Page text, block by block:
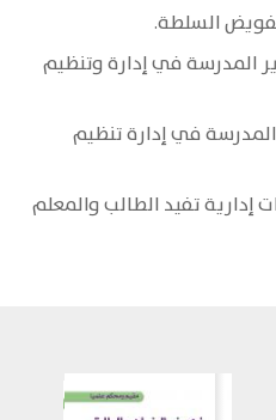
المدرسة في إدارة وتنظيم
المدرسة في إدارة تنظيم
إدارية تفيد الطالب والمعلم